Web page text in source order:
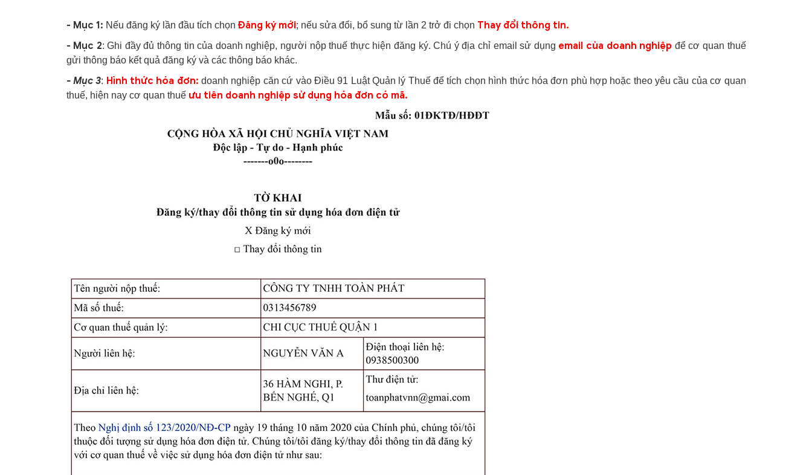
- Mục 1: Nếu đăng ký lần đầu tích chọn Đăng ký mới; nếu sửa đổi, bổ sung từ lần 2 trở đi chọn Thay đổi thông tin.
- Mục 2: Ghi đầy đủ thông tin của doanh nghiệp, người nộp thuế thực hiện đăng ký. Chú ý địa chỉ email sử dụng email của doanh nghiệp để cơ quan thuế
gửi thông báo kết quả đăng ký và các thông báo khác.
- Mục 3: Hình thức hóa đơn: doanh nghiệp căn cứ vào Điều 91 Luật Quản lý Thuế để tích chọn hình thức hóa đơn phù hợp hoặc theo yêu cầu của cơ quan
thuế, hiện nay cơ quan thuế ưu tiên doanh nghiệp sử dụng hóa đơn có mã.